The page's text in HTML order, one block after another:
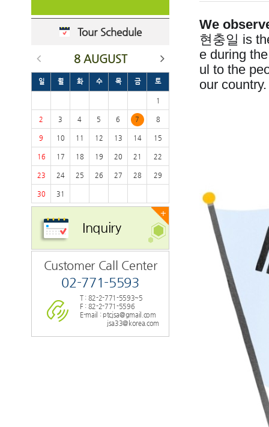
Tour Schedule
8 AUGUST
일 월 화 수 목 금 토
1
2 3 4 5 6 7 8
9 10 11 12 13 14 15
16 17 18 19 20 21 22
23 24 25 26 27 28 29
30 31
+
Inquiry
Customer Call Center
02-771-5593
T : 82-2-771-5593~5
F : 82-2-771-5596
E-mail : ptcjsa@gmail.com
jsa33@korea.com
We
현충일 is
e during
ul to the
our country.